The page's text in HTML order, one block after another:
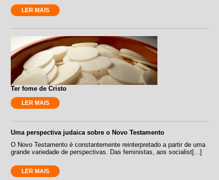
LER MAIS
Ter fome de Cristo
LER MAIS
Uma perspectiva judaica sobre o Novo Testamento
O Novo Testamento é constantemente reinterpretado a partir de uma
grande variedade de perspectivas. Das feministas, aos socialist[...]
LER MAIS